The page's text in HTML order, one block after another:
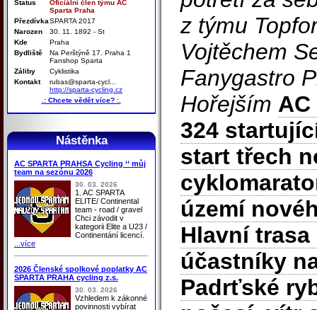
Status
Oficiální člen týmu AC
Sparta Praha
PřezdívkaSPARTA 2017
Narozen
30. 11. 1892 - St
Kde
Praha
Bydliště
Na Perštýně 17. Praha 1
Fanshop Sparta
Záliby
Cyklistika
Kontakt
rubas@sparta-cycl...
http://sparta-cycling.cz
.: Chcete vědět více? :.
Nástěnka
AC SPARTA PRAHSA Cycling ‘‘ můj
team na sezónu 2026
30. 03. 2026
1. AC SPARTA
ELITE/ Continental
team - road / gravel
Chci závodit v
kategorii Elite a U23 /
Continentání licencí.
...více
2026 Členské spolkové poplatky AC
SPARTA PRAHA cycling z.s.
30. 03. 2026
Vzhledem k zákonné
povinnosti vybírat
z týmu
Vojtěchem
Fanygastro
Hořejším AC
324
start třech
území
Hlavní trasa
účastníky
Padrťské